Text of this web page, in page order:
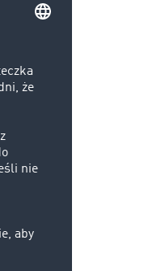
jest do
kontrola